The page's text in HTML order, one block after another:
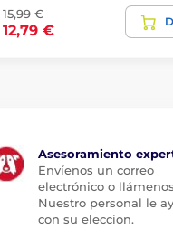
15,99 €
12,79 €
Asesoramiento
Envíenos un correo
electrónico o
Nuestro personal le
con su eleccion.